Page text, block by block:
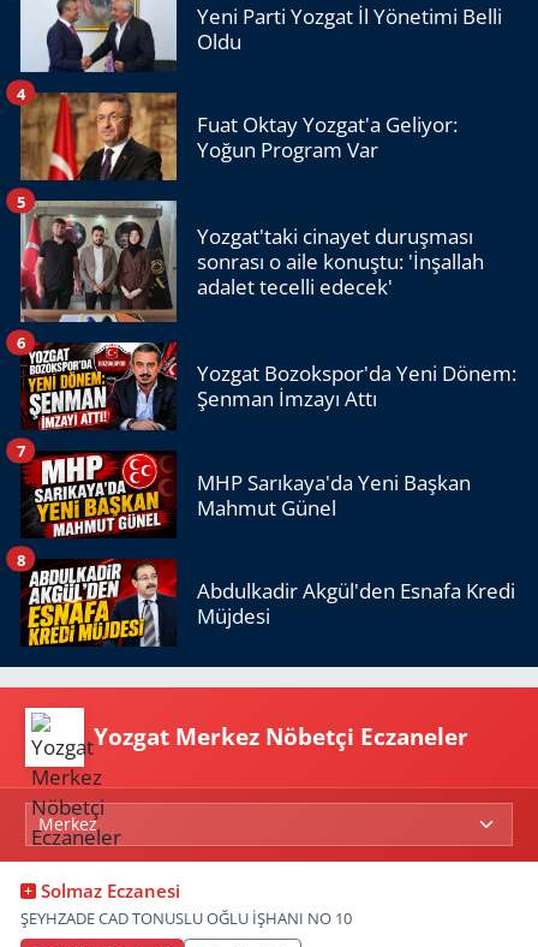
Yeni Parti Yozgat İl Yönetimi Belli
Oldu
Fuat Oktay Yozgat'a Geliyor:
Yoğun Program Var
4
Yozgat'taki cinayet duruşması
sonrası o aile konuştu: 'İnşallah
adalet tecelli edecek'
5
Yozgat Bozokspor'da Yeni Dönem:
Şenman İmzayı Attı
6
MHP Sarıkaya'da Yeni Başkan
Mahmut Günel
7
Abdulkadir Akgül'den Esnafa Kredi
Müjdesi
8
Yozgat Merkez Nöbetçi Eczaneler
Solmaz Eczanesi
ŞEYHZADE CAD TONUSLU OĞLU İŞHANI NO 10